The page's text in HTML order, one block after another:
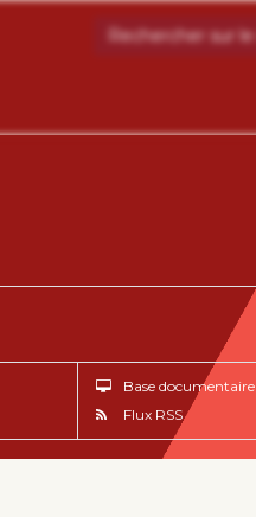
Base documentaire
Flux RSS